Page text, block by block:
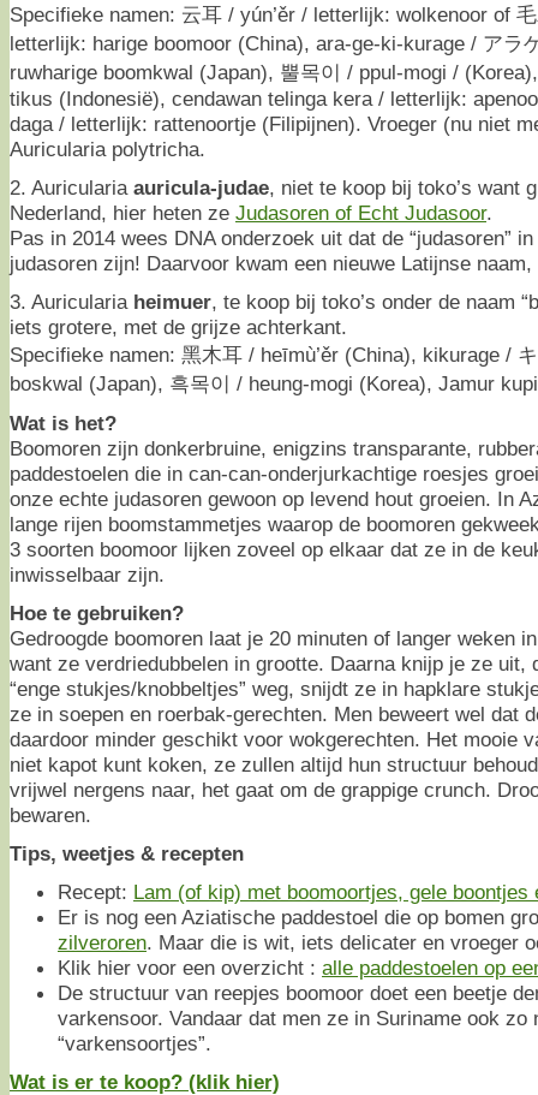
Specifieke namen: 云耳 / yún’ěr / letterlijk: wolkenoor of
letterlijk: harige boomoor (China), ara-ge-ki-kurage / アラ
ruwharige boomkwal (Japan), 뿔목이 / ppul-mogi /
tikus (Indonesië), cendawan telinga kera / letterlijk:
daga / letterlijk: rattenoortje (Filipijnen). Vroeger (nu niet
Auricularia polytricha.
2. Auricularia auricula-judae, niet te koop bij toko’s want
Nederland, hier heten ze Judasoren of Echt Judasoor.
Pas in 2014 wees DNA onderzoek uit dat de “judasoren”
judasoren zijn! Daarvoor kwam een nieuwe Latijnse
3. Auricularia heimuer, te koop bij toko’s onder de naam
iets grotere, met de grijze achterkant.
Specifieke namen: 黑木耳 / heīmù’ěr (China), kikurage /
boskwal (Japan), 흑목이 / heung-mogi (Korea), Jamur
Wat is het?
Boomoren zijn donkerbruine, enigzins transparante,
paddestoelen die in can-can-onderjurkachtige roesjes
onze echte judasoren gewoon op levend hout groeien. In
lange rijen boomstammetjes waarop de boomoren
3 soorten boomoor lijken zoveel op elkaar dat ze in de
inwisselbaar zijn.
Hoe te gebruiken?
Gedroogde boomoren laat je 20 minuten of langer weken
want ze verdriedubbelen in grootte. Daarna knijp je ze uit,
“enge stukjes/knobbeltjes” weg, snijdt ze in hapklare
ze in soepen en roerbak-gerechten. Men beweert wel dat
daardoor minder geschikt voor wokgerechten. Het mooie
niet kapot kunt koken, ze zullen altijd hun structuur
vrijwel nergens naar, het gaat om de grappige crunch.
bewaren.
Tips, weetjes & recepten
Recept: Lam (of kip) met boomoortjes, gele boontjes
Er is nog een Aziatische paddestoel die op bomen
zilveroren. Maar die is wit, iets delicater en vroeger
Klik hier voor een overzicht : alle paddestoelen op
De structuur van reepjes boomoor doet een beetje
varkensoor. Vandaar dat men ze in Suriname ook zo
“varkensoortjes”.
Wat is er te koop? (klik hier)